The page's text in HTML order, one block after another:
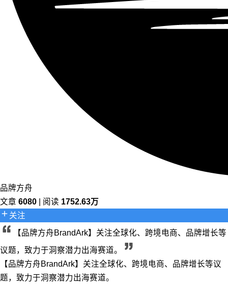
品牌方舟
文章 6080 | 阅读 1752.63万
关注
【品牌方舟BrandArk】关注全球化、跨境电商、品牌增长等
议题，致力于洞察潜力出海赛道。
【品牌方舟BrandArk】关注全球化、跨境电商、品牌增长等议
题，致力于洞察潜力出海赛道。